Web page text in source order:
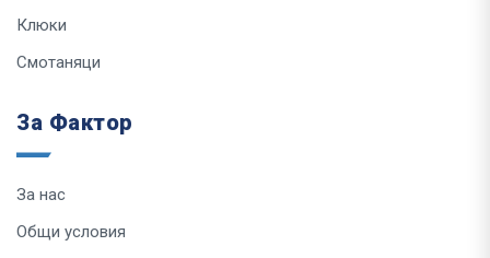
Клюки
Смотаняци
За Фактор
За нас
Общи условия